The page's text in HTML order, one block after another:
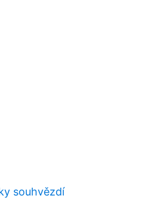
souhvězdí